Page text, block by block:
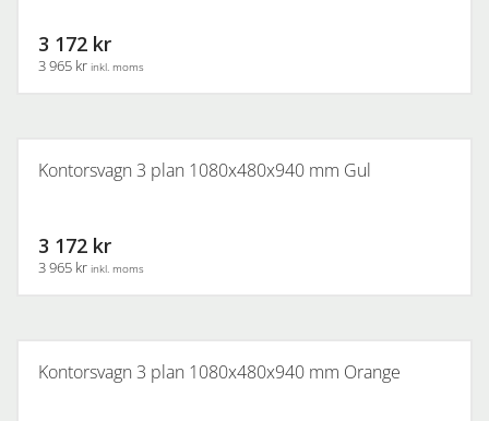
3 172 kr
3 965 kr inkl. moms
Kontorsvagn 3 plan 1080x480x940 mm Gul
3 172 kr
3 965 kr inkl. moms
Kontorsvagn 3 plan 1080x480x940 mm Orange